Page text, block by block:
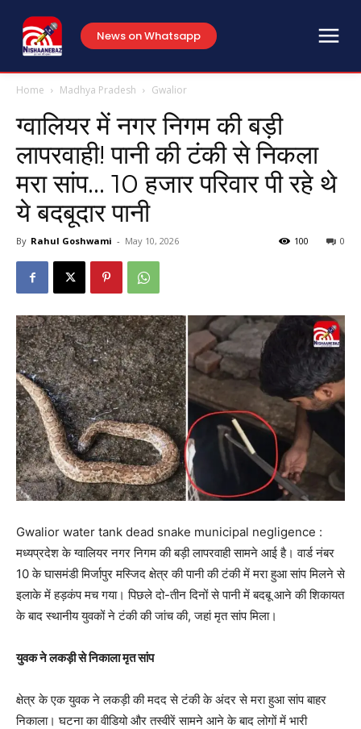
News on Whatsapp
Home Madhya Pradesh Gwalior
ग्वालियर में नगर निगम की बड़ी
लापरवाही! पानी की टंकी से निकला
मरा सांप… 10 हजार परिवार पी रहे थे
ये बदबूदार पानी
By Rahul Goshwami - May 10, 2026 0
100
Gwalior water tank dead snake municipal negligence :
मध्यप्रदेश के ग्वालियर नगर निगम की बड़ी लापरवाही सामने आई है। वार्ड नंबर
10 के घासमंडी मिर्जापुर मस्जिद क्षेत्र की पानी की टंकी में मरा हुआ सांप मिलने से
इलाके में हड़कंप मच गया। पिछले दो-तीन दिनों से पानी में बदबू आने की शिकायत
के बाद स्थानीय युवकों ने टंकी की जांच की, जहां मृत सांप मिला।
युवक ने लकड़ी से निकाला मृत सांप
क्षेत्र के एक युवक ने लकड़ी की मदद से टंकी के अंदर से मरा हुआ सांप बाहर
निकाला। घटना का वीडियो और तस्वीरें सामने आने के बाद लोगों में भारी